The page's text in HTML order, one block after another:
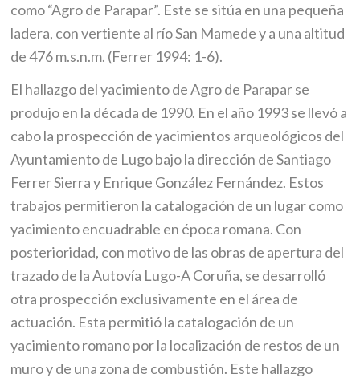
como “Agro de Parapar”. Este se sitúa en una pequeña
ladera, con vertiente al río San Mamede y a una altitud
de 476 m.s.n.m. (Ferrer 1994: 1-6).
El hallazgo del yacimiento de Agro de Parapar se
produjo en la década de 1990. En el año 1993 se llevó a
cabo la prospección de yacimientos arqueológicos del
Ayuntamiento de Lugo bajo la dirección de Santiago
Ferrer Sierra y Enrique González Fernández. Estos
trabajos permitieron la catalogación de un lugar como
yacimiento encuadrable en época romana. Con
posterioridad, con motivo de las obras de apertura del
trazado de la Autovía Lugo-A Coruña, se desarrolló
otra prospección exclusivamente en el área de
actuación. Esta permitió la catalogación de un
yacimiento romano por la localización de restos de un
muro y de una zona de combustión. Este hallazgo